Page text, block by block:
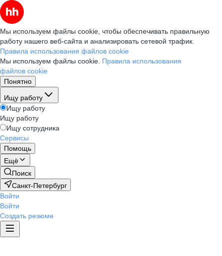
Мы используем файлы cookie, чтобы обеспечивать правильную
работу нашего веб-сайта и анализировать сетевой трафик.
Правила использования файлов cookie
Мы используем файлы cookie. Правила использования
файлов cookie
Понятно
Ищу работу
Ищу работу
Ищу работу
Ищу сотрудника
Сервисы
Помощь
Ещё
Поиск
Санкт-Петербург
Войти
Войти
Создать резюме